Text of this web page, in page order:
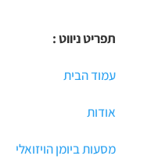
תפריט ניווט :
עמוד הבית
אודות
מסעות ביומן הויזואלי